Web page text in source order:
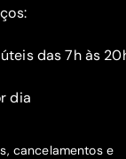
das 7h às
dia
cancelamentos e